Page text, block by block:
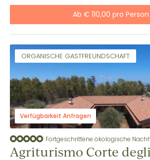
Ab € 110,00 pro Person
ORGANISCHE GASTFREUNDSCHAFT
Verfügbarkeit Anfragen
Fortgeschrittene ökologische
Agriturismo Corte